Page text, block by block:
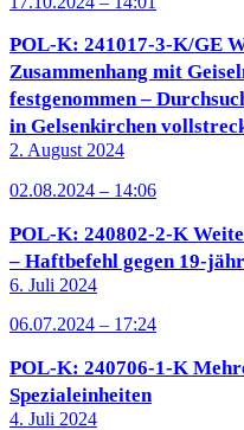
POL-K: 241017-3-K/GE
Zusammenhang mit
festgenommen –
in Gelsenkirchen
2. August 2024
02.08.2024 – 14:06
POL-K: 240802-2-K
– Haftbefehl gegen 19-
6. Juli 2024
06.07.2024 – 17:24
POL-K: 240706-1-K
Spezialeinheiten
4. Juli 2024